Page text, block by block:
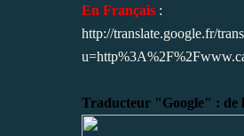
En Français :
http://translate.google.fr/
Traducteur "Google" : de